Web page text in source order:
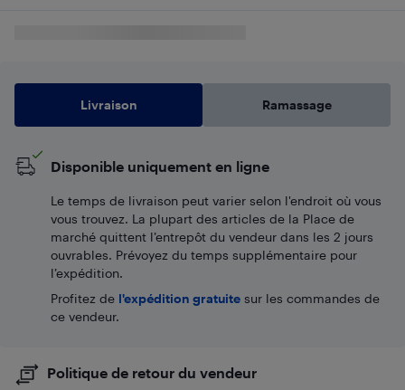
Livraison Ramassage
Disponible uniquement en ligne
Le temps de livraison peut varier selon l'endroit où vous
vous trouvez. La plupart des articles de la Place de
marché quittent l’entrepôt du vendeur dans les 2 jours
ouvrables. Prévoyez du temps supplémentaire pour
l’expédition.
Profitez de l'expédition gratuite sur les commandes de
ce vendeur.
Politique de retour du vendeur